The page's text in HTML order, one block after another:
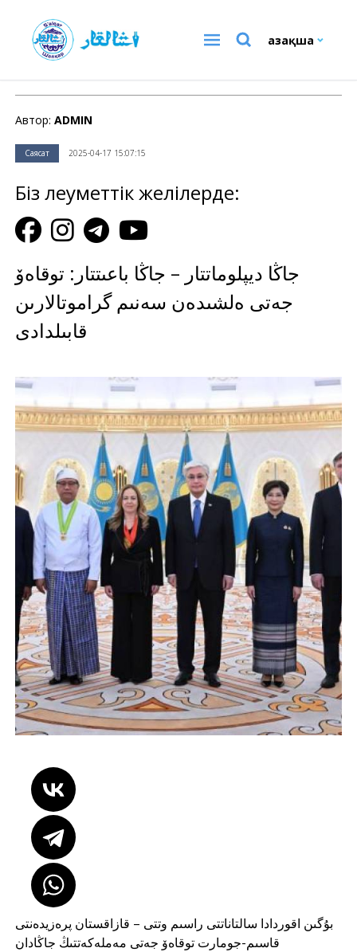
Қазақша
Автор: ADMIN
Саясат 2025-04-17 15:07:15
Біз әлеуметтік желілерде:
جاڭا ديپلوماتتار – جاڭا باعىتتار: توقاەۆ
جەتى ەلشىدەن سەنىم گراموتالارىن
قابىلدادى
بۇگىن اقوردادا سالتاناتتى راسىم وتتى – قازاقستان پرەزيدەنتى
قاسىم-جومارت توقاەۆ جەتى مەملەكەتتىڭ جاڭادان